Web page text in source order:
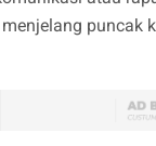
puncak